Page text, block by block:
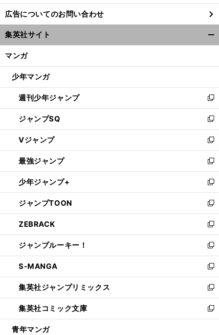
し
い
ウ
ィ
ン
ウ
開
く
広告についてのお問い合わせ
集英社サイト
マンガ
少年マンガ
週刊少年ジャンプ
新
し
い
ウ
ィ
ン
ド
ウ
で
開
く
ジャンプSQ
新
し
い
ウ
ィ
ン
ド
ウ
で
開
く
Vジャンプ
新
し
い
ウ
ィ
ン
ド
ウ
で
開
く
最強ジャンプ
新
し
い
ウ
ィ
ン
ド
ウ
で
開
く
少年ジャンプ+
新
し
い
ウ
ィ
ン
ド
ウ
で
開
く
ジャンプTOON
新
し
い
ウ
ィ
ン
ド
ウ
で
開
く
ZEBRACK
新
し
い
ウ
ィ
ン
ド
ウ
で
開
ジャンプルーキー！
新
し
い
ウ
ィ
ン
ド
ウ
S-MANGA
新
し
い
ウ
ィ
ン
集英社ジャンプリミックス
新
し
い
ウ
集英社コミック文庫
新
し
青年マンガ